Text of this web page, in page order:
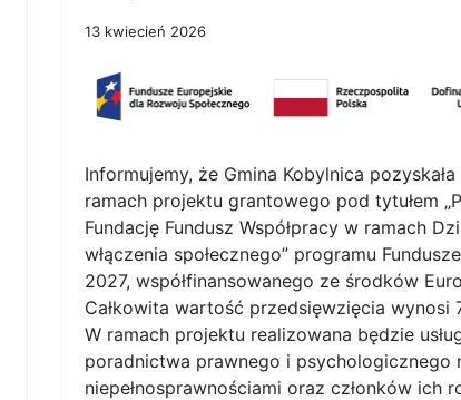
13 kwiecień 2026
Informujemy, że Gmina Kobylnica
ramach projektu grantowego pod tytułem
Fundację Fundusz Współpracy w ramach
włączenia społecznego” programu
2027, współfinansowanego ze środków
Całkowita wartość przedsięwzięcia wynosi
W ramach projektu realizowana będzie
poradnictwa prawnego i psychologicznego
niepełnosprawnościami oraz członków